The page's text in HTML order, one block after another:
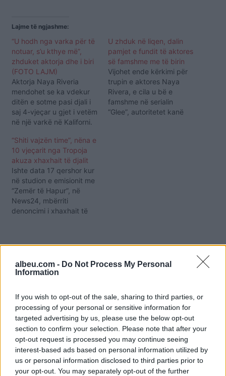
albeu.com - Do Not Process My Personal
Information
If you wish to opt-out of the sale, sharing to third parties, or
processing of your personal or sensitive information for
targeted advertising by us, please use the below opt-out
section to confirm your selection. Please note that after your
opt-out request is processed you may continue seeing
interest-based ads based on personal information utilized by
us or personal information disclosed to third parties prior to
your opt-out. You may separately opt-out of the further
Lajme të ngjashme:
“U hodh nga varka për të
notuar, s’u kthye më”,
zhduket aktorja dhe i biri
(FOTO LAJM)
Aktorja Naya Riveria
mendohet se ka vdekur
ditën e sotme pasi djali i
saj 4-vjeçar u gjet i vetëm
në një varkë në Kaliforni.
Josey morën me qera një
varkë në liqenin Piru të
mërkurën pasdite, por 3
orë më vonë një tjetër
varkë ngriti…
U zhduk në liqen, dalin
pamjet e fundit të aktores
së famshme me të birin
Vijohet ende kërkimi për
trupin e aktores Naya
Rivera, e cila u bë e
famshme në serialin
“Glee”, autoritetet kanë
“Shiti vajzën time”, nëna e
10 vjeçarit nga Tropoja
akuza xhaxhait të djalit
Ishte data 17 qershor kur
në studion e emisionit me
“Zemër të Hapur”, në
News24, mbërriti
denoncimi i xhaxhait të
pasi dhunohej nga njerku
dhe nëna. Në studio